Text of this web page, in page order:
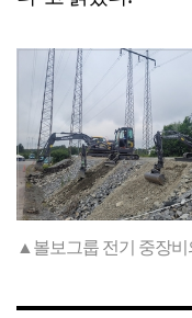
▲볼보그룹 전기 중장비